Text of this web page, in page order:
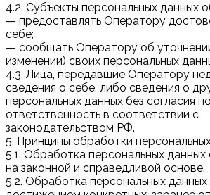
4.2. Субъекты персональных данных
— предоставлять Оператору
себе;
— сообщать Оператору об
изменении) своих персональных
4.3. Лица, передавшие Оператору
сведения о себе, либо сведения о
персональных данных без согласия
ответственность в соответствии с
законодательством РФ.
5. Принципы обработки
5.1. Обработка персональных
на законной и справедливой основе.
5.2. Обработка персональных данных